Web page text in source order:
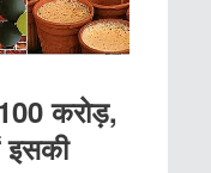
करोड़,
इसकी